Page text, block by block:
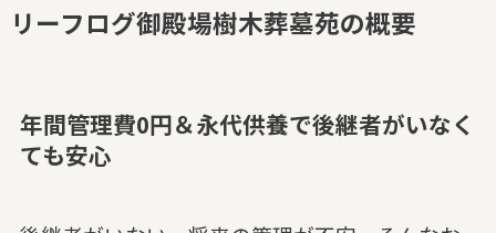
リーフログ御殿場樹木葬墓苑の概要
年間管理費0円＆永代供養で後継者がいなく
ても安心